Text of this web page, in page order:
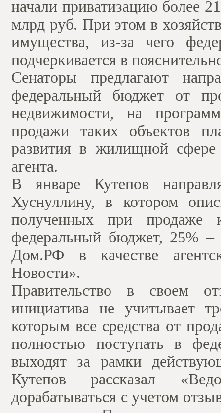
начали приватизацию более
млрд руб. При этом в
имущества, из-за чего
подчеркивается в
Сенаторы предлагают
федеральный бюджет от
недвижимости, на
продажи таких объектов
развития в жилищной
агента.
В январе Кутепов
Хуснуллину, в котором
полученных при продаже
федеральный бюджет, 25%
Дом.РФ в качестве
Новости».
Правительство в своем
инициатива не учитывает
которым все средства от
полностью поступать в
выходят за рамки
Кутепов рассказал
дорабатываться с учетом